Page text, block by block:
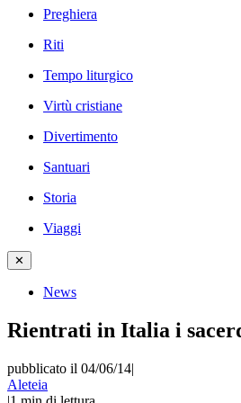
Preghiera
Riti
Tempo liturgico
Virtù cristiane
Divertimento
Santuari
Storia
Viaggi
✕
News
Rientrati in Italia i
pubblicato il 04/06/14|
Aleteia